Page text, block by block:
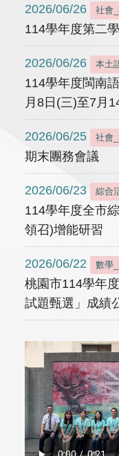
2026/06/26 社會
114學年度第二
2026/06/26 本土
114學年度閩南
月8日(三)至7月
2026/06/25 社會
期末團務會議
2026/06/23 綜合
114學年度全市
領召)增能研習
2026/06/22 數學
桃園市114學年
試題甄選」成績